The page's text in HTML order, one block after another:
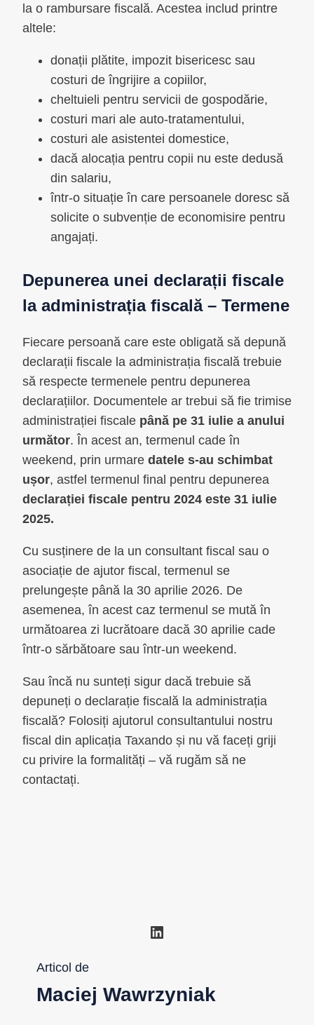
la o rambursare fiscală. Acestea includ printre
altele:
donații plătite, impozit bisericesc sau
costuri de îngrijire a copiilor,
cheltuieli pentru servicii de gospodărie,
costuri mari ale auto-tratamentului,
costuri ale asistentei domestice,
dacă alocația pentru copii nu este dedusă
din salariu,
într-o situație în care persoanele doresc să
solicite o subvenție de economisire pentru
angajați.
Depunerea unei declarații fiscale
la administrația fiscală – Termene
Fiecare persoană care este obligată să depună
declarații fiscale la administrația fiscală trebuie
să respecte termenele pentru depunerea
declarațiilor. Documentele ar trebui să fie trimise
administrației fiscale până pe 31 iulie a anului
următor. În acest an, termenul cade în
weekend, prin urmare datele s-au schimbat
ușor, astfel termenul final pentru depunerea
declarației fiscale pentru 2024 este 31 iulie
2025.
Cu susținere de la un consultant fiscal sau o
asociație de ajutor fiscal, termenul se
prelungește până la 30 aprilie 2026. De
asemenea, în acest caz termenul se mută în
următoarea zi lucrătoare dacă 30 aprilie cade
într-o sărbătoare sau într-un weekend.
Sau încă nu sunteți sigur dacă trebuie să
depuneți o declarație fiscală la administrația
fiscală? Folosiți ajutorul consultantului nostru
fiscal din aplicația Taxando și nu vă faceți griji
cu privire la formalități – vă rugăm să ne
contactați.
LinkedIn
Articol de
Maciej Wawrzyniak